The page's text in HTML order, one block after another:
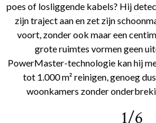
poes of losliggende kabels? Hij
zijn traject aan en zet zijn
voort, zonder ook maar een
grote ruimtes vormen geen
PowerMaster-technologie kan hij
tot 1.000 m² reinigen, genoeg
woonkamers zonder
1/6